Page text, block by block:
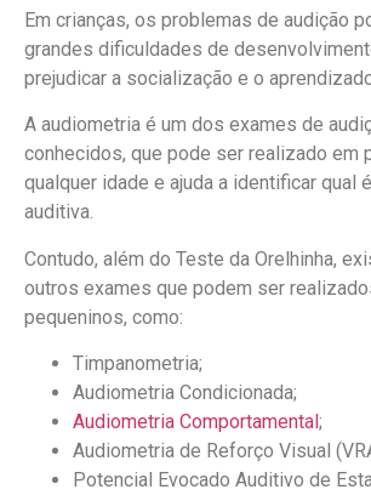
Em crianças, os problemas de audição
grandes dificuldades de
prejudicar a socialização e o
A audiometria é um dos exames de
conhecidos, que pode ser realizado em
qualquer idade e ajuda a identificar qual
auditiva.
Contudo, além do Teste da Orelhinha,
outros exames que podem ser
pequeninos, como:
Timpanometria;
Audiometria Condicionada;
Audiometria Comportamental;
Audiometria de Reforço Visual
Potencial Evocado Auditivo de